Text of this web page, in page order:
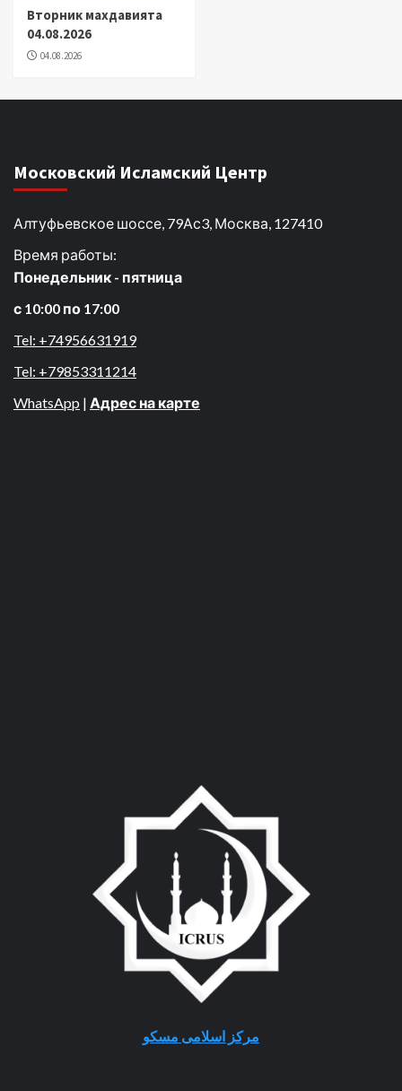
Вторник махдавията
04.08.2026
04.08.2026
Московский Исламский Центр
Алтуфьевское шоссе, 79Ас3, Москва, 127410
Время работы:
Понедельник - пятница
с 10:00 по 17:00
Tel: +74956631919
Tel: +79853311214
WhatsApp | Адрес на карте
مرکز اسلامی مسکو